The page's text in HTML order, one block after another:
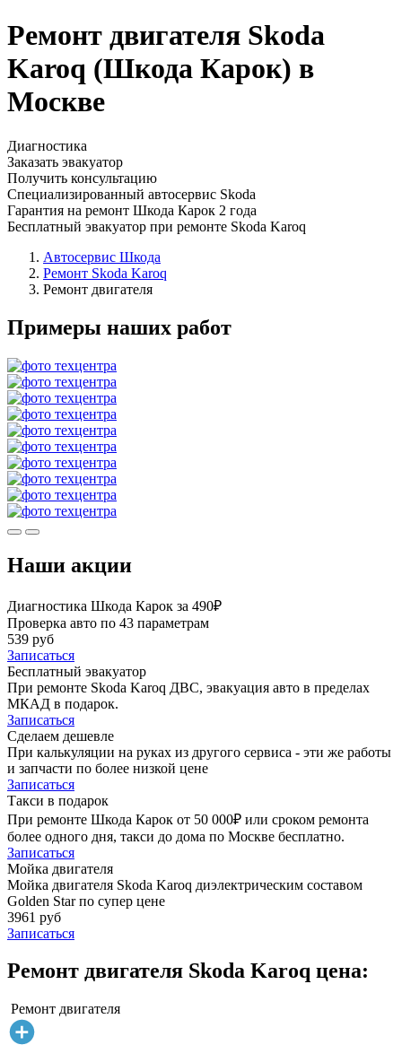
Ремонт двигателя Skoda
Karoq (Шкода Карок) в
Москве
Диагностика
Заказать эвакуатор
Получить консультацию
Специализированный автосервис Skoda
Гарантия на ремонт Шкода Карок 2 года
Бесплатный эвакуатор при ремонте Skoda Karoq
Автосервис Шкода
Ремонт Skoda Karoq
Ремонт двигателя
Примеры наших работ
Наши акции
Диагностика Шкода Карок за 490₽
Проверка авто по 43 параметрам
539 руб
Записаться
Бесплатный эвакуатор
При ремонте Skoda Karoq ДВС, эвакуация авто в пределах
МКАД в подарок.
Записаться
Сделаем дешевле
При калькуляции на руках из другого сервиса - эти же работы
и запчасти по более низкой цене
Записаться
Такси в подарок
При ремонте Шкода Карок от 50 000₽ или сроком ремонта
более одного дня, такси до дома по Москве бесплатно.
Записаться
Мойка двигателя
Мойка двигателя Skoda Karoq диэлектрическим составом
Golden Star по супер цене
3961 руб
Записаться
Ремонт двигателя Skoda Karoq цена:
Ремонт двигателя